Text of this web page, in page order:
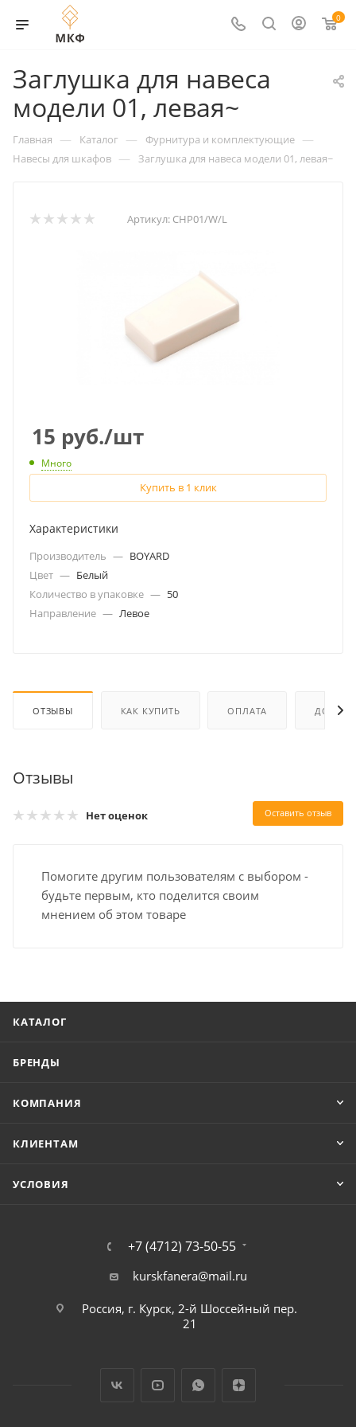
0
Заглушка для навеса
модели 01, левая~
Главная — Каталог — Фурнитура и комплектующие —
Навесы для шкафов — Заглушка для навеса модели 01, левая~
Артикул: CHP01/W/L
15 руб./шт
Много
Купить в 1 клик
Характеристики
Производитель — BOYARD
Цвет — Белый
Количество в упаковке — 50
Направление — Левое
ОТЗЫВЫ КАК КУПИТЬ ОПЛАТА
Отзывы
Нет оценок Оставить отзыв
Помогите другим пользователям с выбором -
будьте первым, кто поделится своим
мнением об этом товаре
КАТАЛОГ
БРЕНДЫ
КОМПАНИЯ
КЛИЕНТАМ
УСЛОВИЯ
+7 (4712) 73-50-55
kurskfanera@mail.ru
Россия, г. Курск, 2-й Шоссейный пер.
21